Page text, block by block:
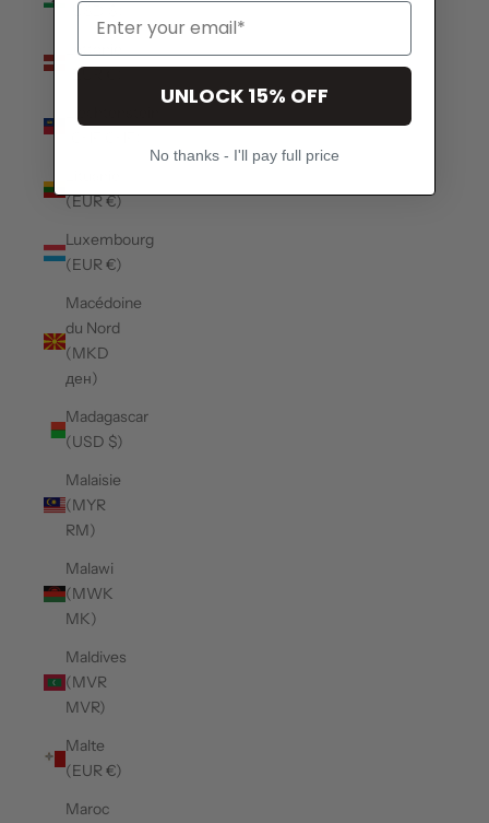
Lettonie
(EUR €)
Luxembourg
(EUR €)
Macédoine
du Nord
(MKD
ден)
Madagascar
(USD $)
Malaisie
(MYR
RM)
Malawi
(MWK
MK)
Maldives
(MVR
MVR)
Malte
(EUR €)
Maroc
UNLOCK 15% OFF
No thanks - I'll pay full price